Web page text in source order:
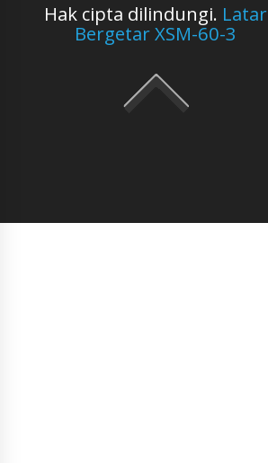
Hak cipta dilindungi. Latar
Bergetar XSM-60-3